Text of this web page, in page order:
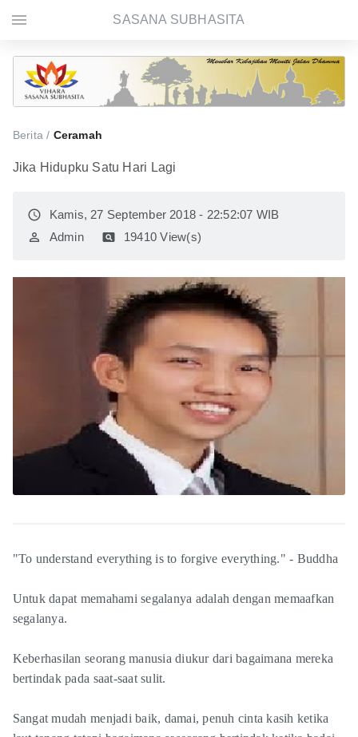
Berita / Ceramah
Jika Hidupku Satu Hari Lagi
access_time Kamis, 27 September 2018 - 22:52:07 WIB
perm_identity Admin pageview 19410 View(s)
"To understand everything is to forgive everything." - Buddha
Untuk dapat memahami segalanya adalah dengan memaafkan
segalanya.
Keberhasilan seorang manusia diukur dari bagaimana mereka
bertindak pada saat-saat sulit.
Sangat mudah menjadi baik, damai, penuh cinta kasih ketika
menu SASANA SUBHASITA